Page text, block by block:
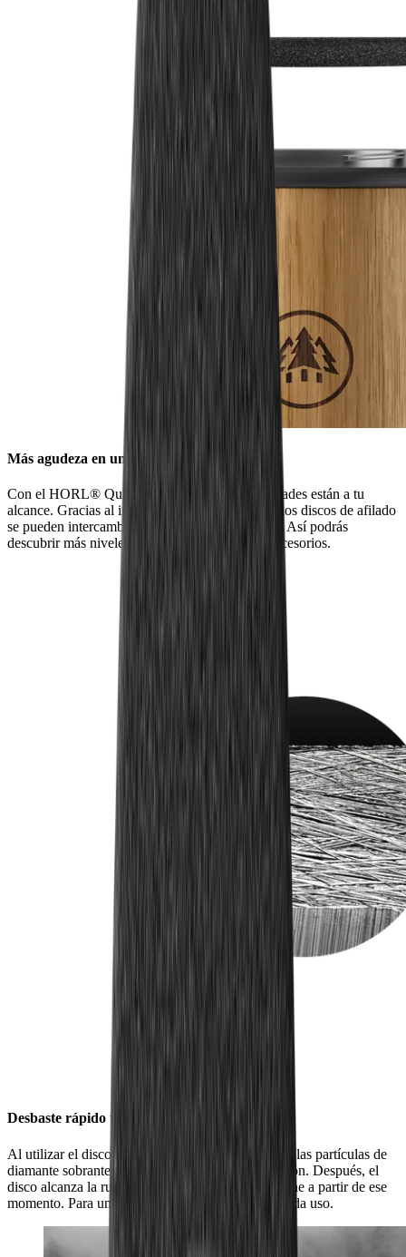
Más agudeza en un abrir y cerrar de ojos
Con el HORL® Quick Lock, todas las posibilidades están a tu
alcance. Gracias al innovador sistema de cierre, los discos de afilado
se pueden intercambiar con un solo movimiento. Así podrás
descubrir más niveles de afilado con nuestros accesorios.
Desbaste rápido una y otra vez
Al utilizar el disco por primera vez, se desprenden las partículas de
diamante sobrantes ligadas al proceso de fabricación. Después, el
disco alcanza la rugosidad deseada, que se mantiene a partir de ese
momento. Para un proceso de afilado rápido en cada uso.